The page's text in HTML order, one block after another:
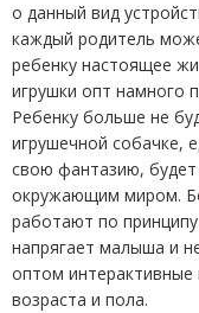
о данный вид
каждый родитель
ребенку настоящее
игрушки опт намного
Ребенку больше не
игрушечной собачке,
свою фантазию,
окружающим миром.
работают по
напрягает малыша и
оптом
возраста и пола.